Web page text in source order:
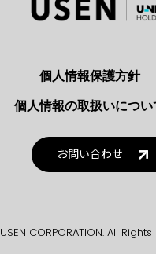
個人情報保護方針
個人情報の取扱いについ
お問い合わせ
USEN CORPORATION. All